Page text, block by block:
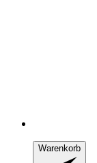
Warenkorb